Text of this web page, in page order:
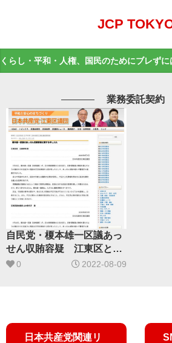
JCP
くらし・平和・人権、国民のためにブレず
業務委託契約
自民党・榎本雄一区議あっ
せん収賄容疑 江東区とし
て調査を
0 2022-08-09
日本共産党関連リ